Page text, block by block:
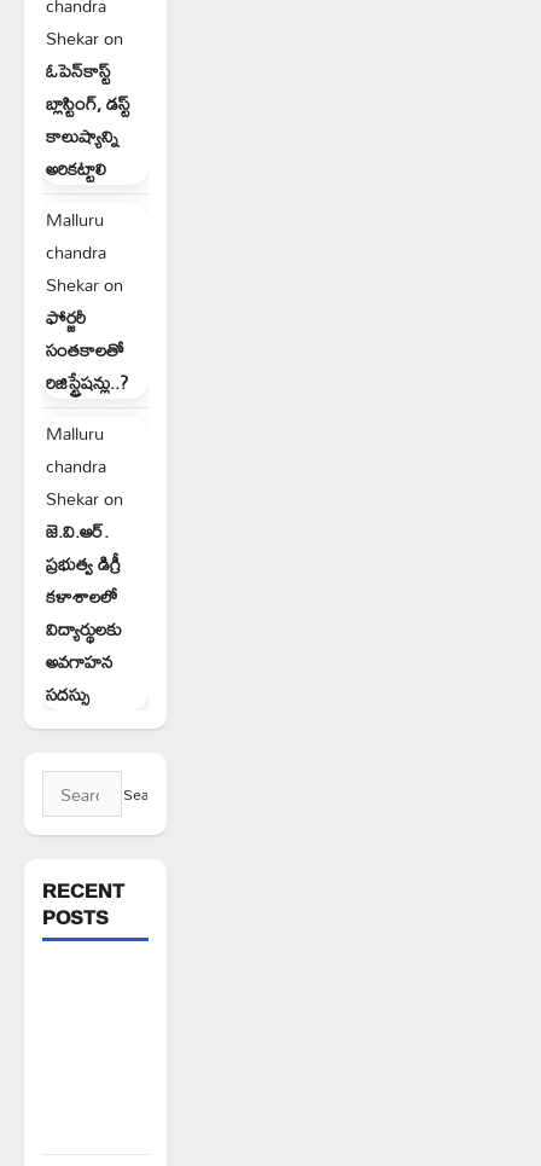
Shekaron
ఓపెన్‌కాస్ట్
బ్లాస్టింగ్, డస్ట్
కాలుష్యాన్ని
అరికట్టాలి
Malluru
chandra
Shekaron
ఫోర్జరీ
సంతకాలతో
రిజిస్ట్రేషన్లు..?
Malluru
chandra
Shekaron
జె.వి.ఆర్.
ప్రభుత్వ డిగ్రీ
కళాశాలలో
విద్యార్థులకు
అవగాహన
సదస్సు
Search
for:
RECENT
POSTS